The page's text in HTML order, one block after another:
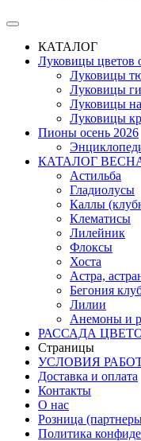
КАТАЛОГ
Луковицы цветов
Луковицы
Луковицы
Луковицы
Луковицы
Пионы осень 2026
КАТАЛОГ
Астильба
Гладиолусы
Каллы
Клематисы
Лилейник
Флоксы
Хоста
Астра,
Бегония
Лилии
Анемоны и
РАССАДА
Страницы
УСЛОВИЯ
Доставка и оплата
Контакты
О наc
Розница
Политика